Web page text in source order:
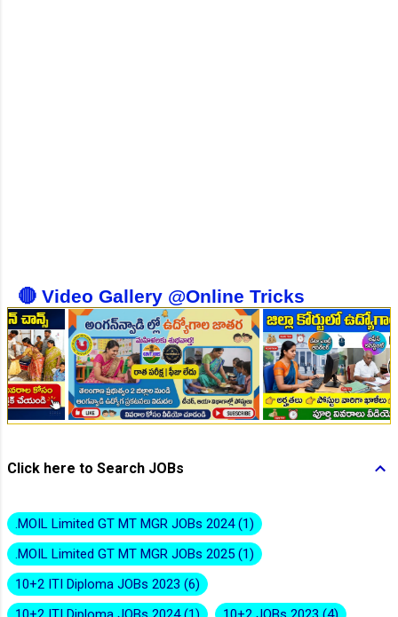
🔴 Video Gallery @Online Tricks
Click here to Search JOBs
.MOIL Limited GT MT MGR JOBs 2024 1
.MOIL Limited GT MT MGR JOBs 2025 1
10+2 ITI Diploma JOBs 2023 6